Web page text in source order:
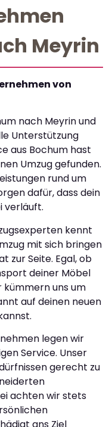
Meyrin
von
nach Meyrin und
Unterstützung
aus Bochum hast
Umzug gefunden.
rund um
dafür, dass dein
verläuft.
kennt
mit sich bringen
zur Seite. Egal, ob
deiner Möbel
uns um
auf deinen neuen
legen wir
Service. Unser
gerecht zu
achten wir stets